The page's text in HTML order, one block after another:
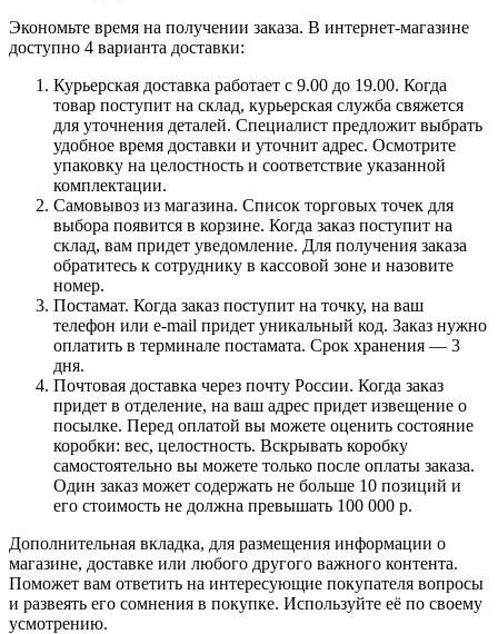
Экономьте время на получении заказа. В интернет-магазине
доступно 4 варианта доставки:
Курьерская доставка работает с 9.00 до 19.00. Когда
товар поступит на склад, курьерская служба свяжется
для уточнения деталей. Специалист предложит выбрать
удобное время доставки и уточнит адрес. Осмотрите
упаковку на целостность и соответствие указанной
комплектации.
Самовывоз из магазина. Список торговых точек для
выбора появится в корзине. Когда заказ поступит на
склад, вам придет уведомление. Для получения заказа
обратитесь к сотруднику в кассовой зоне и назовите
номер.
Постамат. Когда заказ поступит на точку, на ваш
телефон или e-mail придет уникальный код. Заказ нужно
оплатить в терминале постамата. Срок хранения — 3
дня.
Почтовая доставка через почту России. Когда заказ
придет в отделение, на ваш адрес придет извещение о
посылке. Перед оплатой вы можете оценить состояние
коробки: вес, целостность. Вскрывать коробку
самостоятельно вы можете только после оплаты заказа.
Один заказ может содержать не больше 10 позиций и
его стоимость не должна превышать 100 000 р.
Дополнительная вкладка, для размещения информации о
магазине, доставке или любого другого важного контента.
Поможет вам ответить на интересующие покупателя вопросы
и развеять его сомнения в покупке. Используйте её по своему
усмотрению.